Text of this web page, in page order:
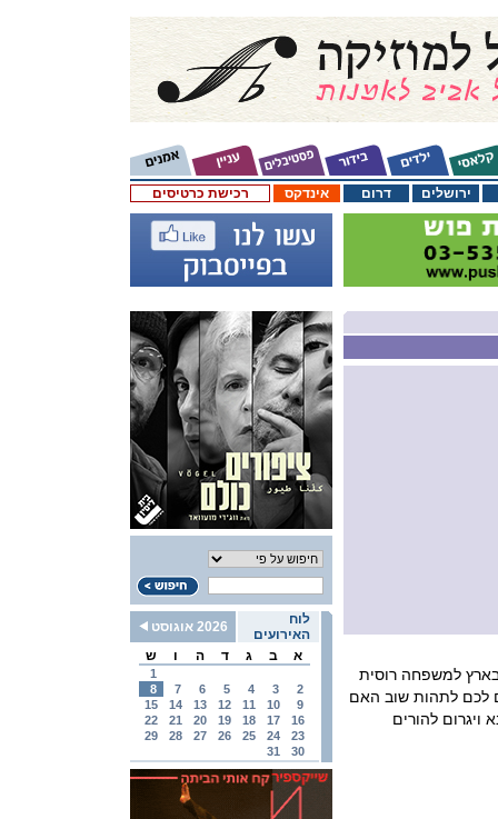
רכישת כרטיסים אינדקס דרום ירושלים
לוח
האירועים
2026 אוגוסט
א
ב ג ד ה ו ש
1
2
3
4
5
6
7
8
9
10
11
12
13
14
15
16
17
18
19
20
21
22
23
24
25
26
27
28
29
30
31
בארץ למשפחה רוסית
לכם לתהות שוב האם
להורים